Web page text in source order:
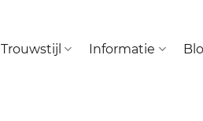
Trouwstijl Informatie